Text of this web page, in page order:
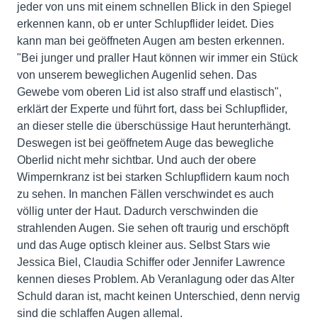
jeder von uns mit einem schnellen Blick in den Spiegel
erkennen kann, ob er unter Schlupflider leidet. Dies
kann man bei geöffneten Augen am besten erkennen.
"Bei junger und praller Haut können wir immer ein Stück
von unserem beweglichen Augenlid sehen. Das
Gewebe vom oberen Lid ist also straff und elastisch",
erklärt der Experte und führt fort, dass bei Schlupflider,
an dieser stelle die überschüssige Haut herunterhängt.
Deswegen ist bei geöffnetem Auge das bewegliche
Oberlid nicht mehr sichtbar. Und auch der obere
Wimpernkranz ist bei starken Schlupflidern kaum noch
zu sehen. In manchen Fällen verschwindet es auch
völlig unter der Haut. Dadurch verschwinden die
strahlenden Augen. Sie sehen oft traurig und erschöpft
und das Auge optisch kleiner aus. Selbst Stars wie
Jessica Biel, Claudia Schiffer oder Jennifer Lawrence
kennen dieses Problem. Ab Veranlagung oder das Alter
Schuld daran ist, macht keinen Unterschied, denn nervig
sind die schlaffen Augen allemal.